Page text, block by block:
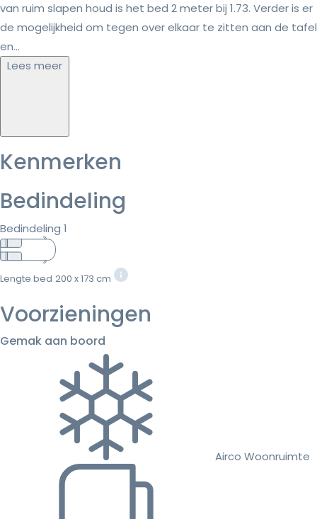
van ruim slapen houd is het bed 2 meter bij 1.73. Verder is er
de mogelijkheid om tegen over elkaar te zitten aan de tafel
en...
Lees meer
Kenmerken
Bedindeling
Bedindeling 1
Lengte bed 200 x 173 cm
Voorzieningen
Gemak aan boord
Airco Woonruimte